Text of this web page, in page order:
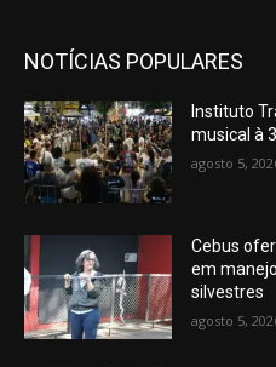
NOTÍCIAS POPULARES
Instituto
musical à
agosto 5,
Cebus
em
silvestres
agosto 5,